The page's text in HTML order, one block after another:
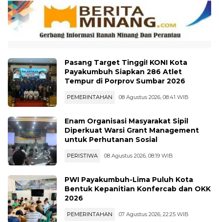
Pasang Target Tinggi! KONI Kota
Payakumbuh Siapkan 286 Atlet
Tempur di Porprov Sumbar 2026
PEMERINTAHAN 08 Agustus 2026, 08:41 WIB
Enam Organisasi Masyarakat Sipil
Diperkuat Warsi Grant Management
untuk Perhutanan Sosial
PERISTIWA 08 Agustus 2026, 08:19 WIB
PWI Payakumbuh-Lima Puluh Kota
Bentuk Kepanitian Konfercab dan OKK
2026
PEMERINTAHAN 07 Agustus 2026, 22:25 WIB